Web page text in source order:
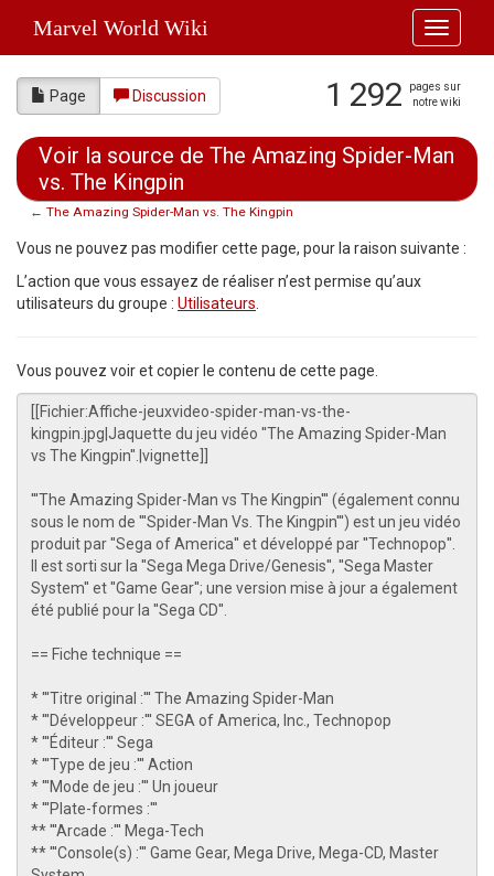
Toggle
Marvel World Wiki
Page Discussion 1 292
pages sur
notre wiki
Voir la source de The Amazing Spider-Man
vs. The Kingpin
← The Amazing Spider-Man vs. The Kingpin
Vous ne pouvez pas modifier cette page, pour la raison suivante :
L’action que vous essayez de réaliser n’est permise qu’aux
utilisateurs du groupe : Utilisateurs.
Vous pouvez voir et copier le contenu de cette page.